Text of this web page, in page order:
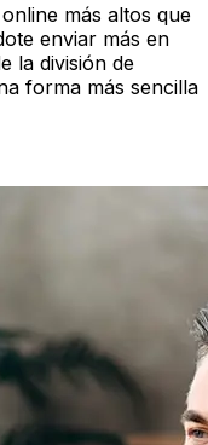
más altos que
enviar más en
la división de
forma más sencilla